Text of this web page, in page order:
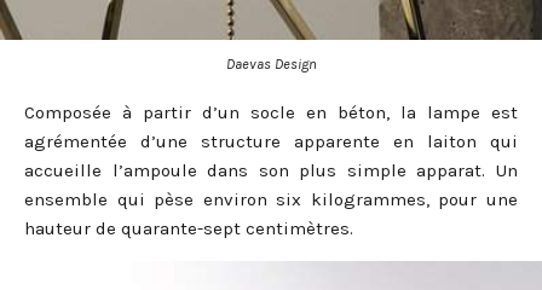
Daevas Design
Composée à partir d’un socle en béton, la lampe est
agrémentée d’une structure apparente en laiton qui
accueille l’ampoule dans son plus simple apparat. Un
ensemble qui pèse environ six kilogrammes, pour une
hauteur de quarante-sept centimètres.